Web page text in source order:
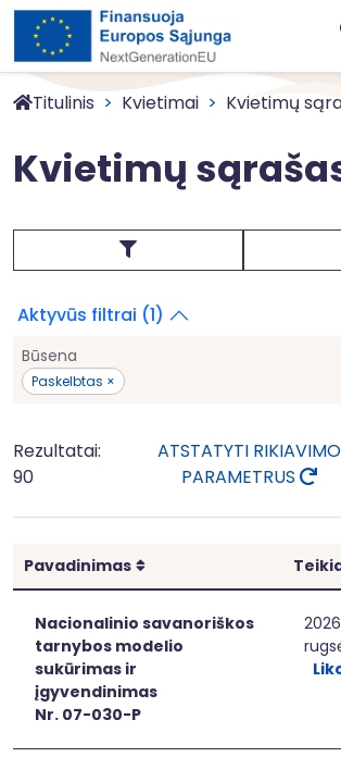
Titulinis Kvietimai Kvietimų
Kvietimų
Aktyvūs filtrai (1)
Būsena
Paskelbtas ×
Rezultatai:
90
ATSTATYTI RIKIAVIMO
PARAMETRUS
Pavadinimas Rikiuoti
Nacionalinio savanoriškos
tarnybos modelio
sukūrimas ir
įgyvendinimas
Nr. 07-030-P